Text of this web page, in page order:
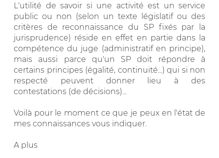
L'utilité de savoir si une activité est un service
public ou non (selon un texte législatif ou des
critères de reconnaissance du SP fixés par la
jurisprudence) réside en effet en partie dans la
compétence du juge (administratif en principe),
mais aussi parce qu'un SP doit répondre à
certains principes (égalité, continuité...) qui si non
respecté peuvent donner lieu à des
contestations (de décisions)...
Voilà pour le moment ce que je peux en l'état de
mes connaissances vous indiquer.
A plus